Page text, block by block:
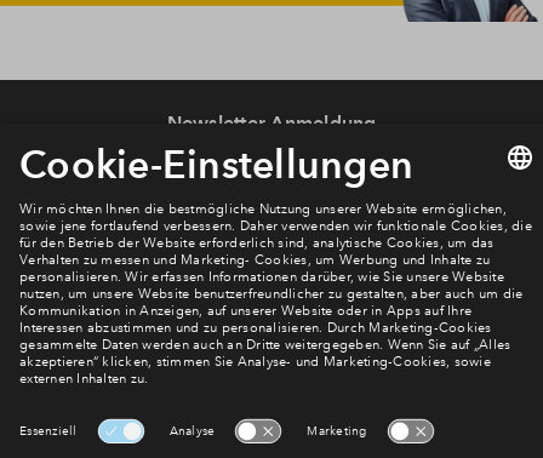
Newsletter Anmeldung
Verpassen Sie zu diesem Wohnprojekt keine Neuigkeiten
regelmäßig erscheinenden Newsletter informieren wir Sie
über den Stand dieses und weiterer Neubauprojekte.
E-Mail-Adresse